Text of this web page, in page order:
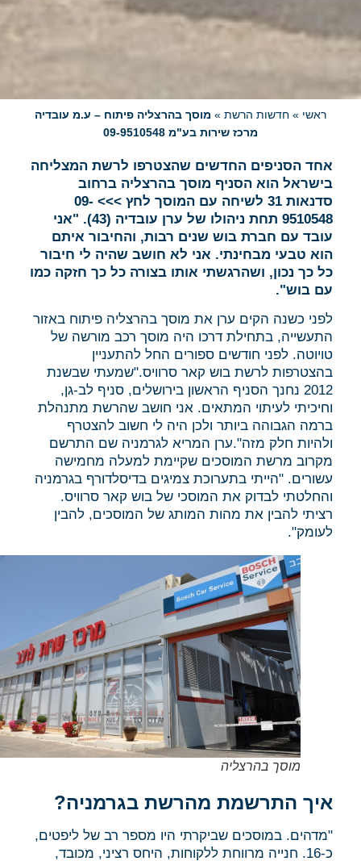
ראשי»חדשות הרשת»מוסך בהרצליה פיתוח – ע.מ עובדיה
מרכז שירות בע"מ 09-9510548
אחד הסניפים החדשים שהצטרפו לרשת המצליחה
בישראל הוא הסניף מוסך בהרצליה ברחוב
סדנאות 31 לשיחה עם המוסך לחץ >>>
09-
9510548תחת ניהולו של ערן עובדיה (43).
"אני
עובד עם חברת בוש שנים רבות, והחיבור איתם
הוא טבעי מבחינתי. אני לא חושב שהיה לי חיבור
כל כך נכון, ושהרגשתי אותו בצורה כל כך חזקה כמו
עם בוש".
לפני כשנה הקים ערן את מוסך בהרצליה פיתוח באזור
התעשייה, בתחילת דרכו היה מוסך רכבמורשה של
טויוטה. לפני חודשים ספורים החל להתעניין
בהצטרפות לרשת בוש קאר סרוויס."שמעתי שבשנת
2012 נחנך הסניף הראשון בירושלים, סניף לב-גן,
וחיכיתי לעיתוי המתאים. אני חושב שהרשת מתנהלת
ברמה הגבוהה ביותר ולכן היה לי חשוב להצטרף
ולהיות חלק מזה".ערן המריא לגרמניה שם התרשם
מקרוב מרשת המוסכים שקיימת למעלה מחמישה
עשורים. "הייתי בתערוכת צמיגים בדיסלדורף בגרמניה
והחלטתי לבדוק את המוסכי של בוש קאר סרוויס.
רציתי להבין את מהות המותג של המוסכים, להבין
לעומק".
מוסך בהרצליה
איך התרשמת מהרשת בגרמניה?
"מדהים. במוסכים שביקרתי היו מספר רב של ליפטים,
כ-16. חנייה מרווחת ללקוחות, היחס רציני, מכובד,